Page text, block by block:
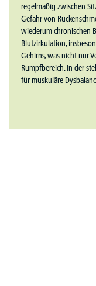
regelmäßig zwischen
Gefahr von
wiederum chronischen
Blutzirkulation,
Gehirns, was nicht nur
Rumpfbereich. In der
für muskuläre